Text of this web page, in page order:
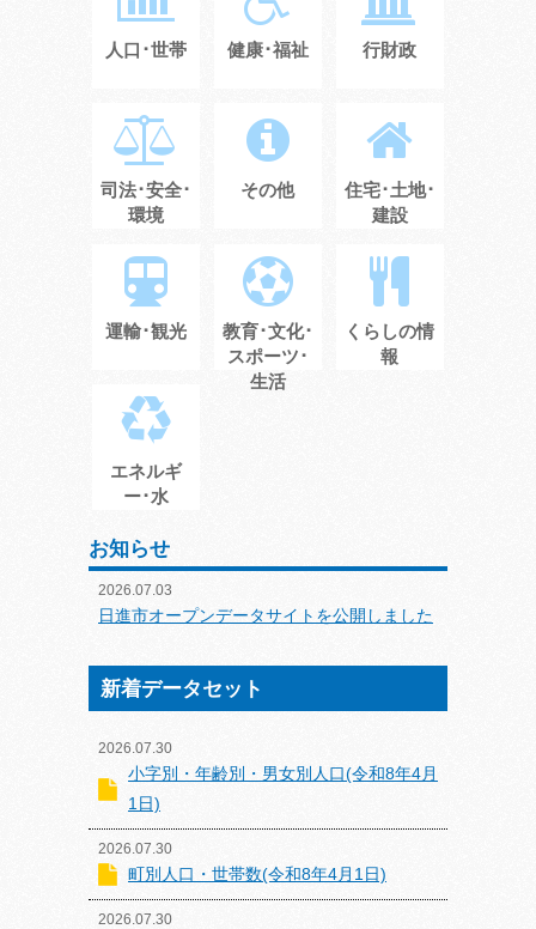
人口･世帯 健康･福祉 行財政
司法･安全･
環境
その他
住宅･土地･
建設
運輸･観光
教育･文化･
スポーツ･
生活
くらしの情
報
エネルギ
ー･水
お知らせ
2026.07.03
日進市オープンデータサイトを公開しました
新着データセット
2026.07.30
小字別・年齢別・男女別人口(令和8年4月
1日)
2026.07.30
町別人口・世帯数(令和8年4月1日)
2026.07.30